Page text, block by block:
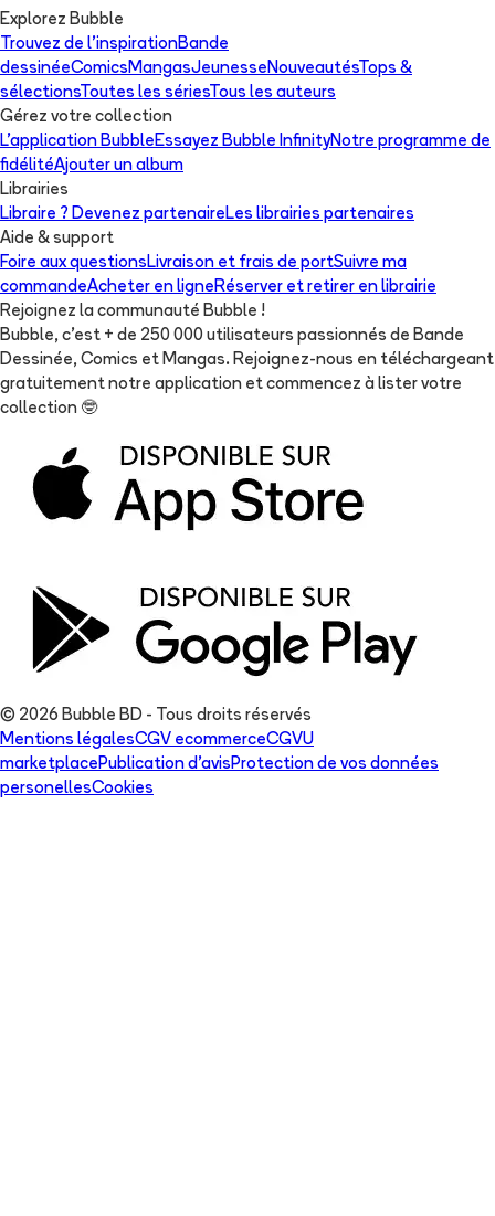
Explorez Bubble
Trouvez de l'inspirationBande
dessinéeComics MangasJeunesse NouveautésTops &
sélectionsToutes les sériesTous les auteurs
Gérez votre collection
L'application Bubble Essayez Bubble InfinityNotre programme de
fidélitéAjouter un album
Librairies
Libraire ? Devenez partenaire Les librairies partenaires
Aide & support
Foire aux questions Livraison et frais de portSuivre ma
commandeAcheter en ligne Réserver et retirer en librairie
Rejoignez la communauté Bubble !
Bubble, c'est + de 250 000 utilisateurs passionnés de Bande
Dessinée, Comics et Mangas. Rejoignez-nous en téléchargeant
gratuitement notre application et commencez à lister votre
collection 🤓
© 2026 Bubble BD - Tous droits réservés
Mentions légalesCGV ecommerceCGVU
marketplace Publication d'avis Protection de vos données
personellesCookies